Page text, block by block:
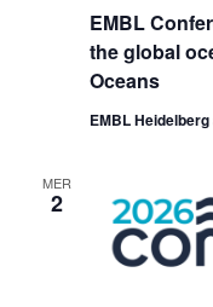
EMBL
the global
Oceans
EMBL
MER
2